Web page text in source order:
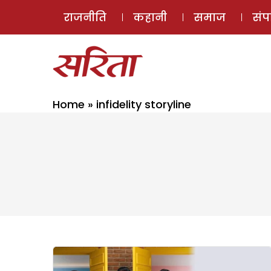
राजनीति कहानी समाज
Home » infidelity storyline